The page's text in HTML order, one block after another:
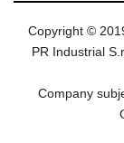
Copyright ©
PR Industrial
Company